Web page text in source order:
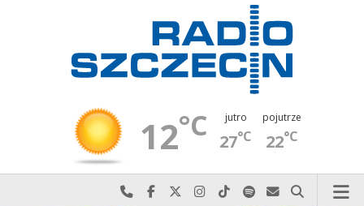
12°C jutro
27°C
pojutrze
22°C
Najlepiej po prostu do nas zadzwoń
Odwiedź nas na Facebook-u
Odwiedź nas na X
Odwiedź nas na Instagram-ie
Odwiedź nas na TikTok-u
Szukaj nas na Spotify
Wyślij do nas
Szukaj